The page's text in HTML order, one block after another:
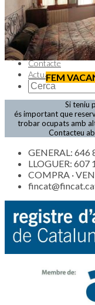
Inici
Qui Som
Contacte
Actualitat
FEM
Si teniu
és important que
trobar ocupats amb
Contacteu
GENERAL: 646
LLOGUER: 607
COMPRA ·